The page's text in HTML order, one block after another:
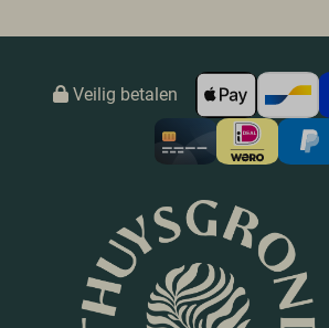
Veilig betalen